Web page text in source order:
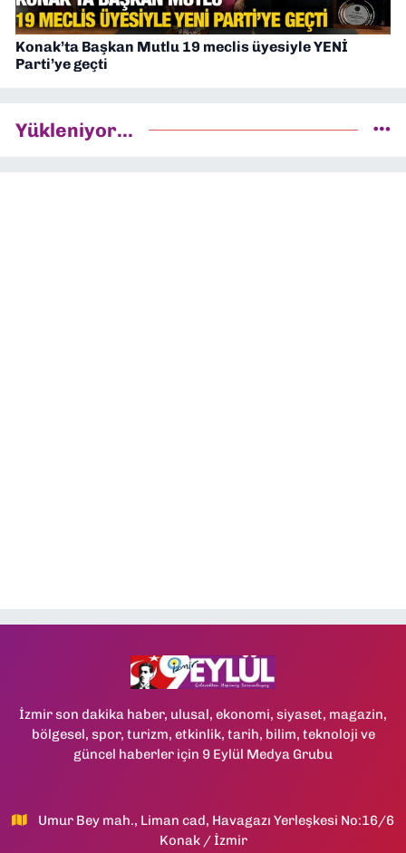
Konak’ta Başkan Mutlu 19 meclis üyesiyle YENİ
Parti’ye geçti
Yükleniyor...
İzmir son dakika haber, ulusal, ekonomi, siyaset, magazin,
bölgesel, spor, turizm, etkinlik, tarih, bilim, teknoloji ve
güncel haberler için 9 Eylül Medya Grubu
Umur Bey mah., Liman cad, Havagazı Yerleşkesi No:16/6
Konak / İzmir